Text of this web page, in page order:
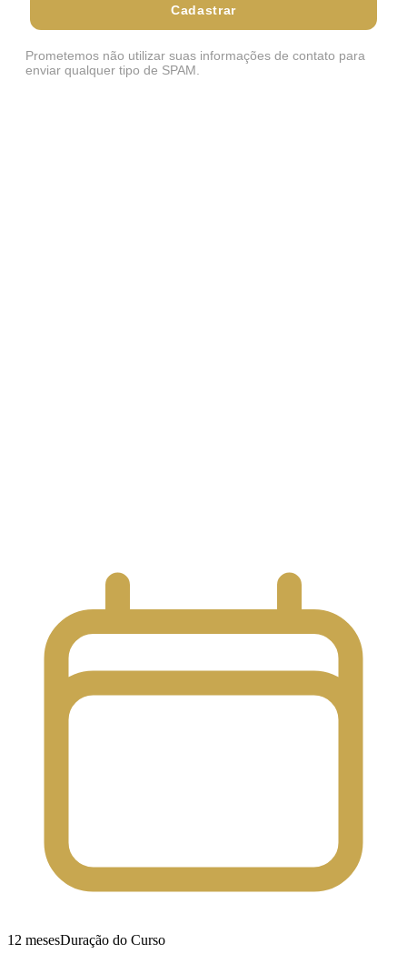
Cadastrar
Prometemos não utilizar suas informações de contato para
enviar qualquer tipo de SPAM.
12 mesesDuração do Curso